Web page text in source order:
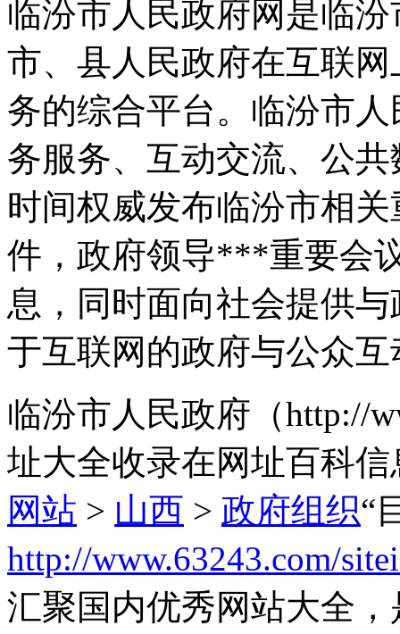
临汾市人民政府网是临
市、县人民政府在互联
务的综合平台。临汾市
务服务、互动交流、公
时间权威发布临汾市相
件，政府领导***重要会
息，同时面向社会提供
于互联网的政府与公众
临汾市人民政府（http://
址大全收录在网址百科
网站 > 山西 > 政府组织“
http://www.63243.com/
汇聚国内优秀网站大全